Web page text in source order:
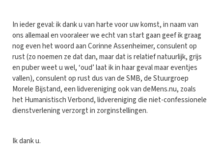
In ieder geval: ik dank u van harte voor uw komst, in naam van
ons allemaal en vooraleer we echt van start gaan geef ik graag
nog even het woord aan Corinne Assenheimer, consulent op
rust (zo noemen ze dat dan, maar dat is relatief natuurlijk, grijs
en puber weet u wel, ‘oud’ laat ik in haar geval maar eventjes
vallen), consulent op rust dus van de SMB, de Stuurgroep
Morele Bijstand, een lidvereniging ook van deMens.nu, zoals
het Humanistisch Verbond, lidvereniging die niet-confessionele
dienstverlening verzorgt in zorginstellingen.
Ik dank u.